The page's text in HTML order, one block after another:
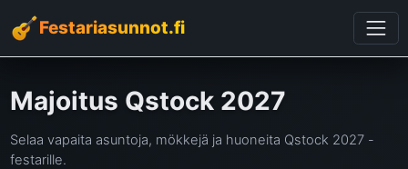
Festariasunnot.fi
Majoitus Qstock 2027
Selaa vapaita asuntoja, mökkejä ja huoneita Qstock 2027 -
festarille.